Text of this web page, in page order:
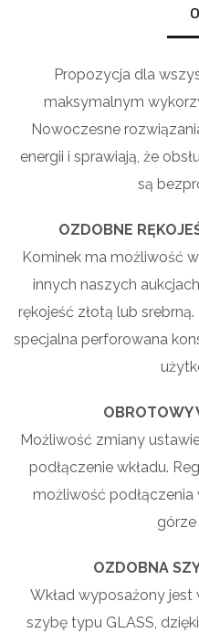
Propozycja dla
maksymalnym
Nowoczesne
energii i sprawiają, że
są
OZDOBNE
Kominek ma możliwość
innych naszych
rękojeść złotą lub
specjalna perforowana
OBROTOWY
Możliwość zmiany
podłączenie wkładu.
możliwość podłączenia
górze
OZDOBNA
Wkład wyposażony
szybę typu GLASS,